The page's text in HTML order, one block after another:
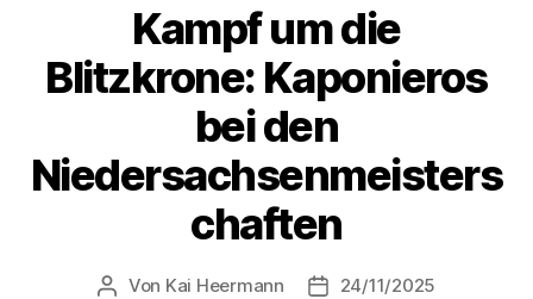
Kampf um die
Blitzkrone: Kaponieros
bei den
Niedersachsenmeisters
chaften
Beitragsautor
Von Kai Heermann Beitragsdatum
24/11/2025